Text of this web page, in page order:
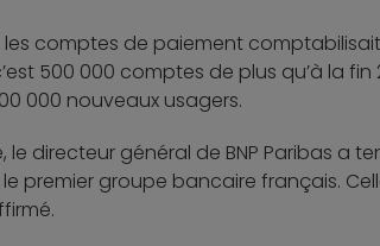
les comptes de paiement
500 000 comptes de plus qu’à la fin
000 nouveaux usagers.
directeur général de BNP Paribas a
le premier groupe bancaire français.